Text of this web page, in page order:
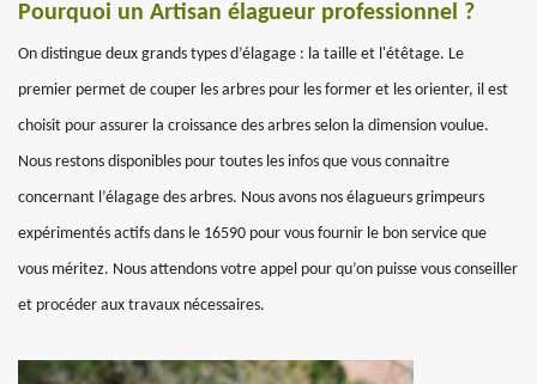
Pourquoi un Artisan élagueur professionnel ?
On distingue deux grands types d’élagage : la taille et l'étêtage. Le
premier permet de couper les arbres pour les former et les orienter, il est
choisit pour assurer la croissance des arbres selon la dimension voulue.
Nous restons disponibles pour toutes les infos que vous connaitre
concernant l’élagage des arbres. Nous avons nos élagueurs grimpeurs
expérimentés actifs dans le 16590 pour vous fournir le bon service que
vous méritez. Nous attendons votre appel pour qu’on puisse vous conseiller
et procéder aux travaux nécessaires.